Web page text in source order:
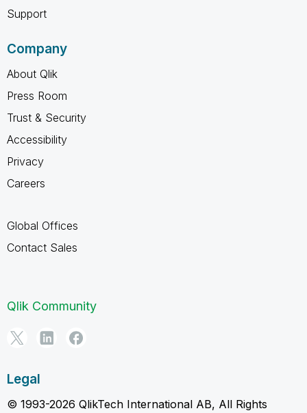
Support
Company
About Qlik
Press Room
Trust & Security
Accessibility
Privacy
Careers
Global Offices
Contact Sales
Qlik Community
Legal
© 1993-2026 QlikTech International AB, All Rights